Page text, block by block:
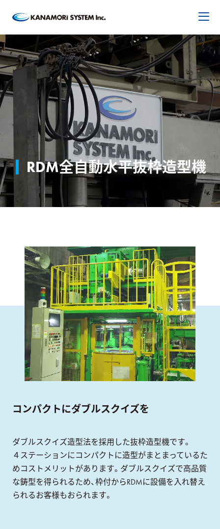
RDM全自動水平抜枠造型機
コンパクトにダブルスクイズを
ダブルスクイズ造型法を採用した抜枠造型機です。
４ステーションにコンパクトに造型がまとまっているた
めコストメリットがあります。ダブルスクイズで高品質
な鋳型を得られるため、枠付からRDMに設備を入れ替え
られるお客様もおられます。